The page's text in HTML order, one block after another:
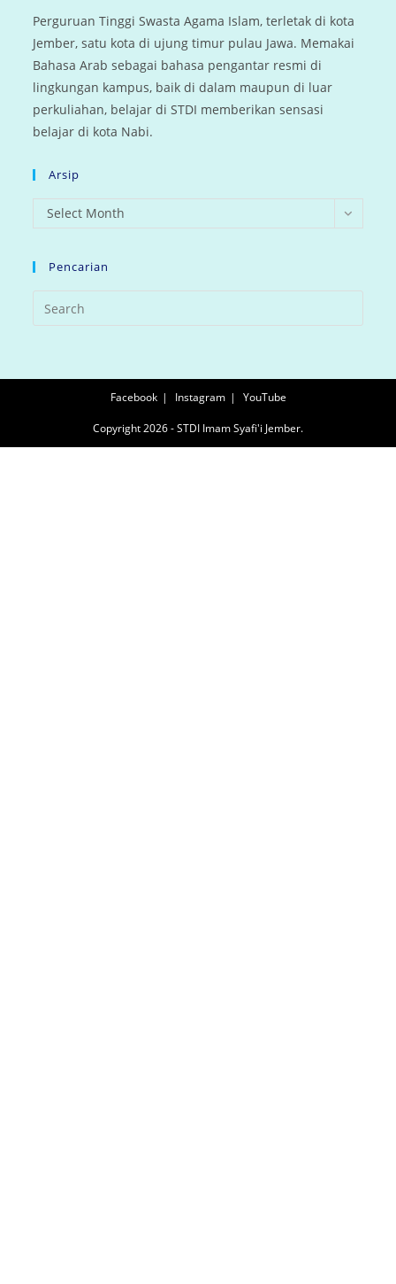
Perguruan Tinggi Swasta Agama Islam, terletak di kota
Jember, satu kota di ujung timur pulau Jawa. Memakai
Bahasa Arab sebagai bahasa pengantar resmi di
lingkungan kampus, baik di dalam maupun di luar
perkuliahan, belajar di STDI memberikan sensasi
belajar di kota Nabi.
Arsip
arsip
Select Month
Pencarian
Facebook Instagram YouTube
Copyright 2026 - STDI Imam Syafi'i Jember.